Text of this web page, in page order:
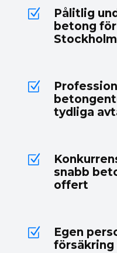
Z
Pålitlig
betong
Stockholm
Z
tydliga
Z
snabb
offert
Z
Egen
försäkring